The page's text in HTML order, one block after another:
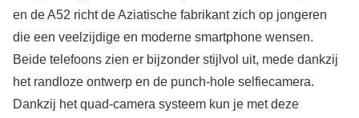
en de A52 richt de Aziatische fabrikant zich op jongeren
die een veelzijdige en moderne smartphone wensen.
Beide telefoons zien er bijzonder stijlvol uit, mede dankzij
het randloze ontwerp en de punch-hole selfiecamera.
Dankzij het quad-camera systeem kun je met deze